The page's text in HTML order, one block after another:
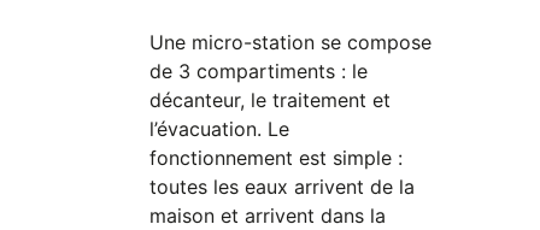
Une micro-station se compose
de 3 compartiments : le
décanteur, le traitement et
l’évacuation. Le
fonctionnement est simple :
toutes les eaux arrivent de la
maison et arrivent dans la